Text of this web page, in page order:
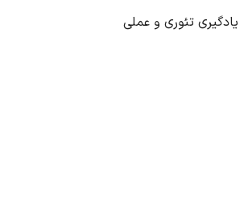
یادگیری تئوری و عملی